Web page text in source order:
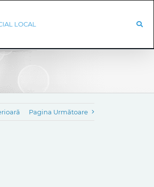
LOCAL
Pagina Următoare